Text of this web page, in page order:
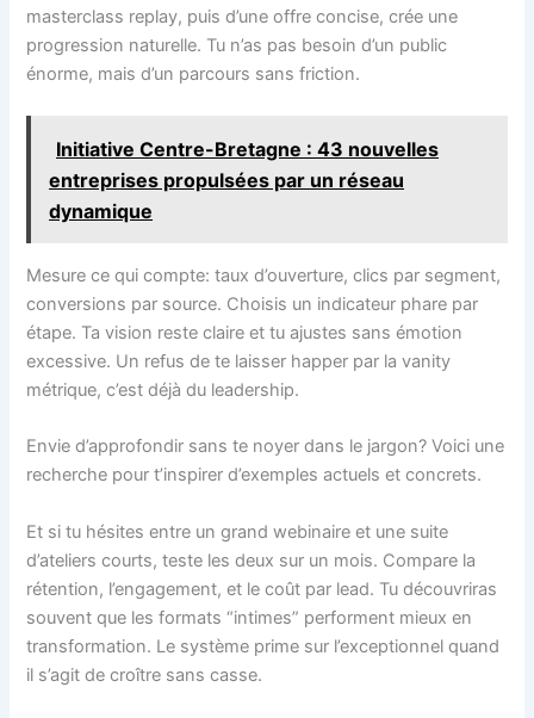
masterclass replay, puis d’une offre concise, crée une
progression naturelle. Tu n’as pas besoin d’un public
énorme, mais d’un parcours sans friction.
Initiative Centre-Bretagne : 43 nouvelles
entreprises propulsées par un réseau
dynamique
Mesure ce qui compte: taux d’ouverture, clics par segment,
conversions par source. Choisis un indicateur phare par
étape. Ta vision reste claire et tu ajustes sans émotion
excessive. Un refus de te laisser happer par la vanity
métrique, c’est déjà du leadership.
Envie d’approfondir sans te noyer dans le jargon? Voici une
recherche pour t’inspirer d’exemples actuels et concrets.
Et si tu hésites entre un grand webinaire et une suite
d’ateliers courts, teste les deux sur un mois. Compare la
rétention, l’engagement, et le coût par lead. Tu découvriras
souvent que les formats “intimes” performent mieux en
transformation. Le système prime sur l’exceptionnel quand
il s’agit de croître sans casse.